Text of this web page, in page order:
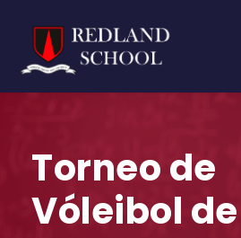
Torneo de
Vóleibol de